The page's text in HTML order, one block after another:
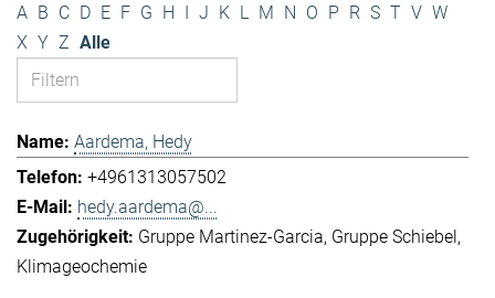
A B C D E F G H I J K L M N O P R S T V W
X Y Z Alle
Aardema, Hedy
+4961313057502
hedy.aardema@...
Gruppe Martinez-Garcia Gruppe Schiebel
Klimageochemie